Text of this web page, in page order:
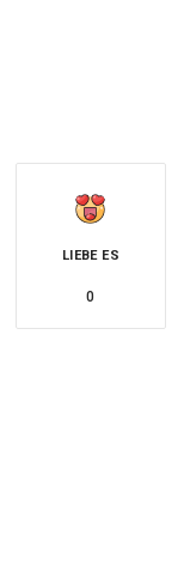
LIEBE ES
0